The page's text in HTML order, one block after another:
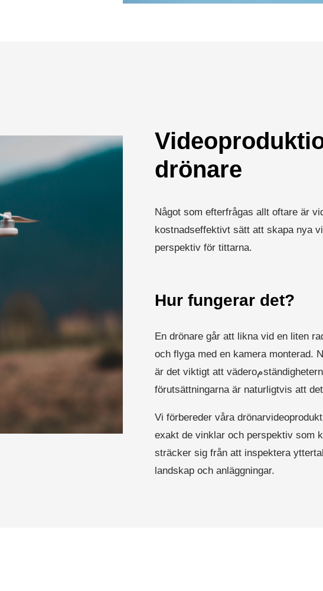
drönare
Något som efterfrågas allt oftare är
kostnadseffektivt sätt att skapa nya
perspektiv för tittarna.
Hur fungerar det?
En drönare går att likna vid en liten
och flyga med en kamera monterad.
är det viktigt att väderоمständigheterna stämmer – de bästa
förutsättningarna är naturligtvis att
Vi förbereder våra
exakt de vinklar och perspektiv som
sträcker sig från att inspektera
landskap och anläggningar.